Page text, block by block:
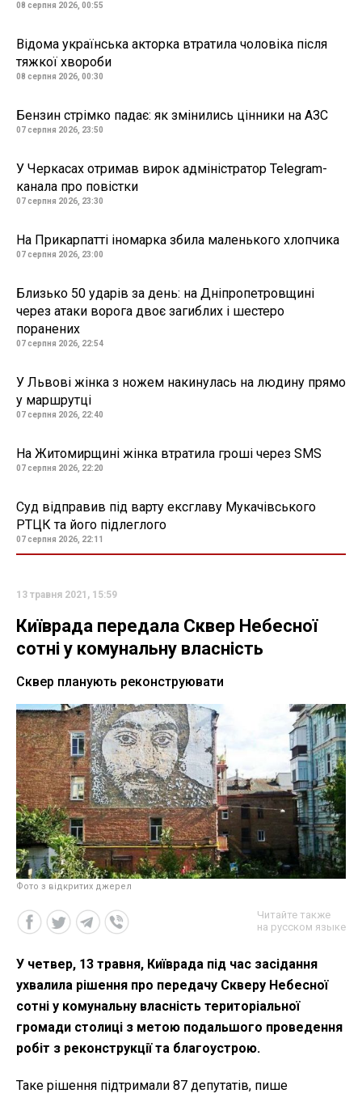
08 серпня 2026, 00:55
Відома українська акторка втратила чоловіка після
тяжкої хвороби
08 серпня 2026, 00:30
Бензин стрімко падає: як змінились цінники на АЗС
07 серпня 2026, 23:50
У Черкасах отримав вирок адміністратор Telegram-
канала про повістки
07 серпня 2026, 23:30
На Прикарпатті іномарка збила маленького хлопчика
07 серпня 2026, 23:00
Близько 50 ударів за день: на Дніпропетровщині
через атаки ворога двоє загиблих і шестеро
поранених
07 серпня 2026, 22:54
У Львові жінка з ножем накинулась на людину прямо
у маршрутці
07 серпня 2026, 22:40
На Житомирщині жінка втратила гроші через SMS
07 серпня 2026, 22:20
Суд відправив під варту ексглаву Мукачівського
РТЦК та його підлеглого
07 серпня 2026, 22:11
13 травня 2021, 15:59
Київрада передала Сквер Небесної
сотні у комунальну власність
Сквер планують реконструювати
Фото з відкритих джерел
Читайте также
на русском языке
У четвер, 13 травня, Київрада під час засідання
ухвалила рішення про передачу Скверу Небесної
сотні у комунальну власність територіальної
громади столиці з метою подальшого проведення
робіт з реконструкції та благоустрою.
Таке рішення підтримали 87 депутатів, пише